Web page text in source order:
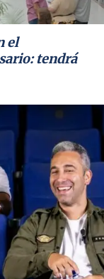
el
tendrá